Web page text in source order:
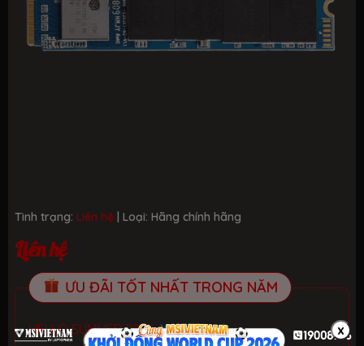
Tình trạng: Liên hệ | Loại: Hãng chính hãng
Liên hệ
ƯU ĐÃI TỐT NHẤT TRONG NĂM
HELLO SUMMER 2026.Xem chi tiết
x